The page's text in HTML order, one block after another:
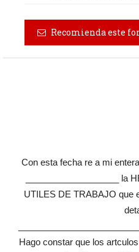
Recomienda este
Con esta fecha re a mi
___________________ la
UTILES DE TRABAJO que
Hago constar que los